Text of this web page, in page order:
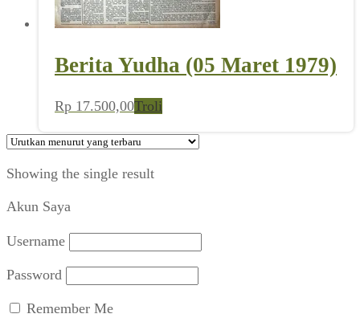
Berita Yudha (05 Maret 1979)
Rp 17.500,00Troli
Showing the single result
Akun Saya
Username
Password
Remember Me